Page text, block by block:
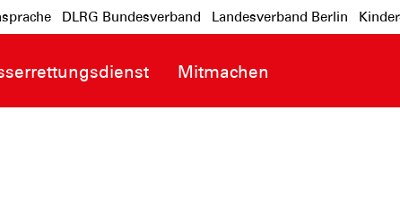
DLRG Bundesverband Landesverband Berlin
Mitmachen